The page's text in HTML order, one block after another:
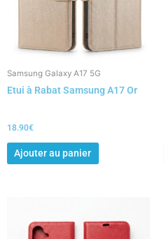
Samsung Galaxy A17 5G
Etui à Rabat Samsung A17 Or
18.90€
Ajouter au panier